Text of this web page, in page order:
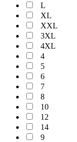
L
XL
XXL
3XL
4XL
4
5
6
7
8
10
12
14
9